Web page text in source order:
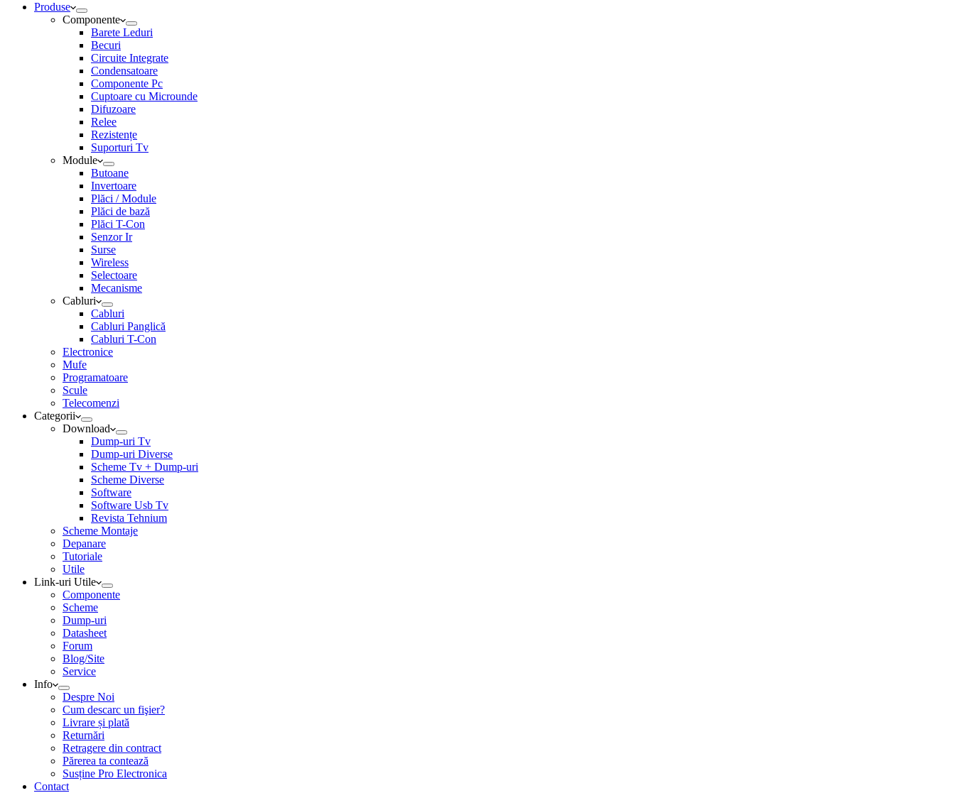
Produse
Componente
Barete Leduri
Becuri
Circuite Integrate
Condensatoare
Componente Pc
Cuptoare cu Microunde
Difuzoare
Relee
Rezistențe
Suporturi Tv
Module
Butoane
Invertoare
Plăci / Module
Plăci de bază
Plăci T-Con
Senzor Ir
Surse
Wireless
Selectoare
Mecanisme
Cabluri
Cabluri
Cabluri Panglică
Cabluri T-Con
Electronice
Mufe
Programatoare
Scule
Telecomenzi
Categorii
Download
Dump-uri Tv
Dump-uri Diverse
Scheme Tv + Dump-uri
Scheme Diverse
Software
Software Usb Tv
Revista Tehnium
Scheme Montaje
Depanare
Tutoriale
Utile
Link-uri Utile
Componente
Scheme
Dump-uri
Datasheet
Forum
Blog/Site
Service
Info
Despre Noi
Cum descarc un fişier?
Livrare și plată
Returnări
Retragere din contract
Părerea ta contează
Susține Pro Electronica
Contact